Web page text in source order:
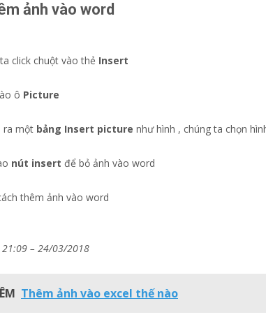
ảnh vào word
click chuột vào thẻ Insert
ô Picture
ra một bảng Insert picture như hình , chúng ta chọn
nút insert để bỏ ảnh vào word
thêm ảnh vào word
21:09 – 24/03/2018
Thêm ảnh vào excel thế nào